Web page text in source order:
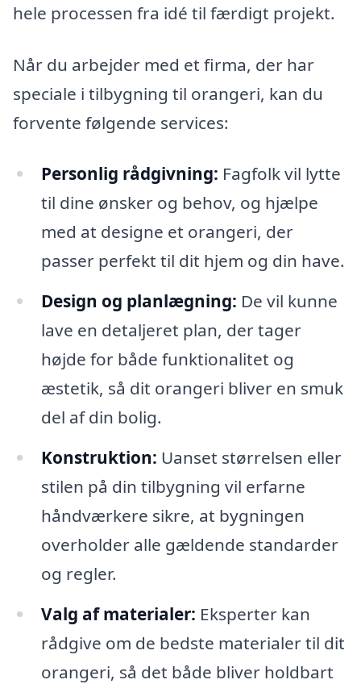
hele processen fra idé til færdigt projekt.
Når du arbejder med et firma, der har
speciale i tilbygning til orangeri, kan du
forvente følgende services:
Personlig rådgivning: Fagfolk vil lytte
til dine ønsker og behov, og hjælpe
med at designe et orangeri, der
passer perfekt til dit hjem og din have.
Design og planlægning: De vil kunne
lave en detaljeret plan, der tager
højde for både funktionalitet og
æstetik, så dit orangeri bliver en smuk
del af din bolig.
Konstruktion: Uanset størrelsen eller
stilen på din tilbygning vil erfarne
håndværkere sikre, at bygningen
overholder alle gældende standarder
og regler.
Valg af materialer: Eksperter kan
rådgive om de bedste materialer til dit
orangeri, så det både bliver holdbart